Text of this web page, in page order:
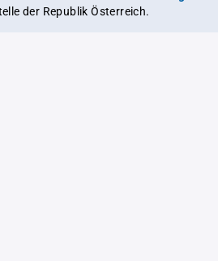
der Republik Österreich.